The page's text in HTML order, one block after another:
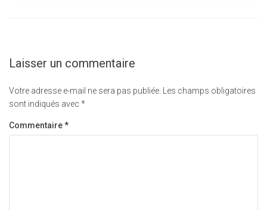
Laisser un commentaire
Votre adresse e-mail ne sera pas publiée.
Les champs obligatoires
sont indiqués avec *
Commentaire*